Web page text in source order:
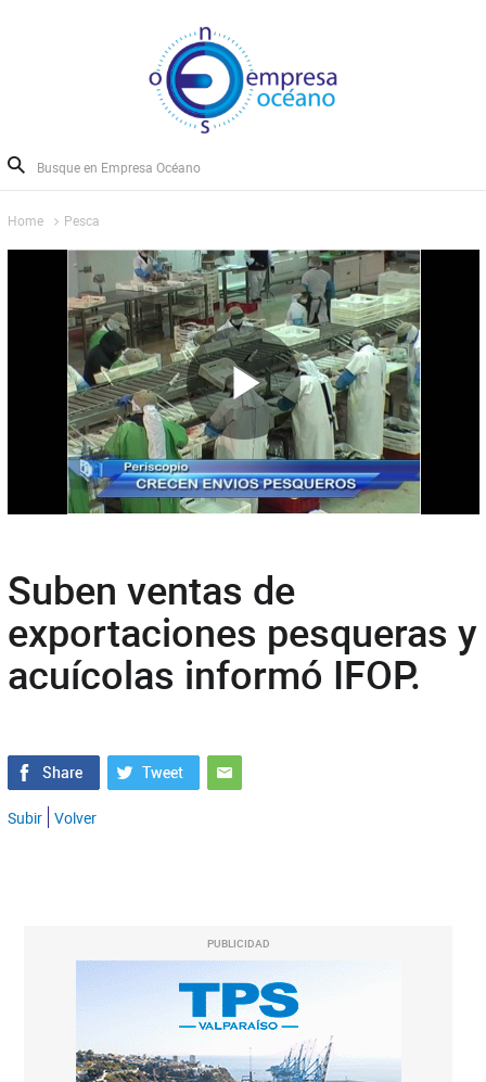
Home Pesca
Suben ventas de
exportaciones pesqueras y
acuícolas informó IFOP.
Subir Volver
PUBLICIDAD